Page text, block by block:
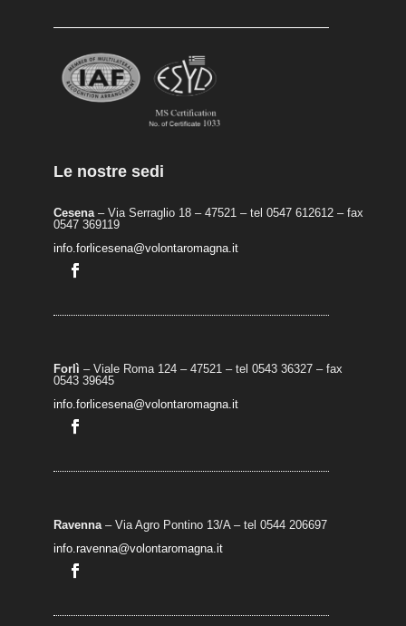
Le nostre sedi
Cesena– Via Serraglio 18 – 47521 – tel 0547 612612 – fax
0547 369119
info.forlicesena@volontaromagna.it
Forlì – Viale Roma 124 – 47521 – tel 0543 36327 – fax
0543 39645
info.forlicesena@volontaromagna.it
Ravenna– Via Agro Pontino 13/A– tel 0544 206697
info.ravenna@volontaromagna.it